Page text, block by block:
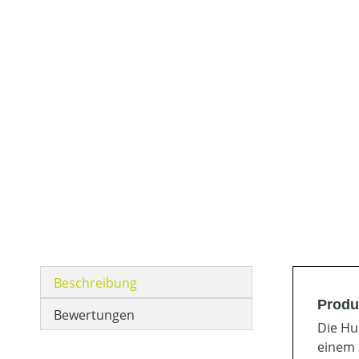
Beschreibung
Bewertungen
Die
einem